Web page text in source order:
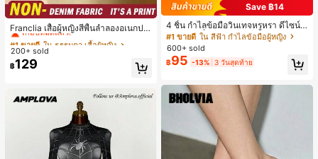
Franclia เสื้อผู้หญิงสีพื้นลำลองอเนกปร
ะสงค์สำหรับใส่ประจำวัน
#1 ขายดี ใน ธรรมดา เสื้อผู้หญิง
เกือบหมดแล้ว!
#1 ขายดี ใน ธรรมดา เสื้อผู้หญิง
เกือบหมดแล้ว!
#1 ขายดี ใน ธรรมดา เสื้อผู้หญิง
เกือบหมดแล้ว!
#1 ขายดี
200+ sold
฿129
Save ฿14
4 ชิ้น กำไลข้อมือวินเทจหรูหรา ดีไซน์มิ
นิมอลแฟชั่น เหมาะสำหรับใส่ในชีวิตปร
ะจำวัน อะคริลิก เหมาะสำหรับใส่ในชีวิ
ตประจำวันและงานปาร์ตี้ ของขวัญสำห
รับผู้หญิง
#1 ขายดี ใน สีฟ้า กำไลข้อมือผู้หญิง
600+ sold
฿95 -13% 3 วันสุดท้าย